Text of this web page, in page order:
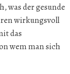
was der gesunde
wirkungsvoll
das
wem man sich